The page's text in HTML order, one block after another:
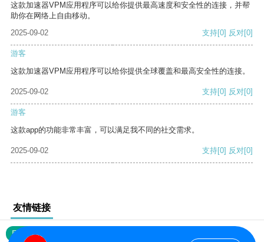
这款加速器VPM应用程序可以给你提供最高速度和安全性的连接，并帮
助你在网络上自由移动。
2025-09-02
支持[0] 反对[0]
游客
这款加速器VPM应用程序可以给你提供全球覆盖和最高安全性的连接。
2025-09-02 支持[0] 反对[0]
游客
这款app的功能非常丰富，可以满足我不同的社交需求。
2025-09-02 支持[0] 反对[0]
友情链接
网站地图